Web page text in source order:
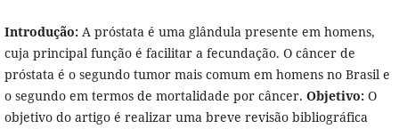
Introdução:A próstata é uma glândula presente em homens,
cuja principal função é facilitar a fecundação. O câncer de
próstata é o segundo tumor mais comum em homens no Brasil e
o segundo em termos de mortalidade por câncer. Objetivo:O
objetivo do artigo é realizar uma breve revisão bibliográfica